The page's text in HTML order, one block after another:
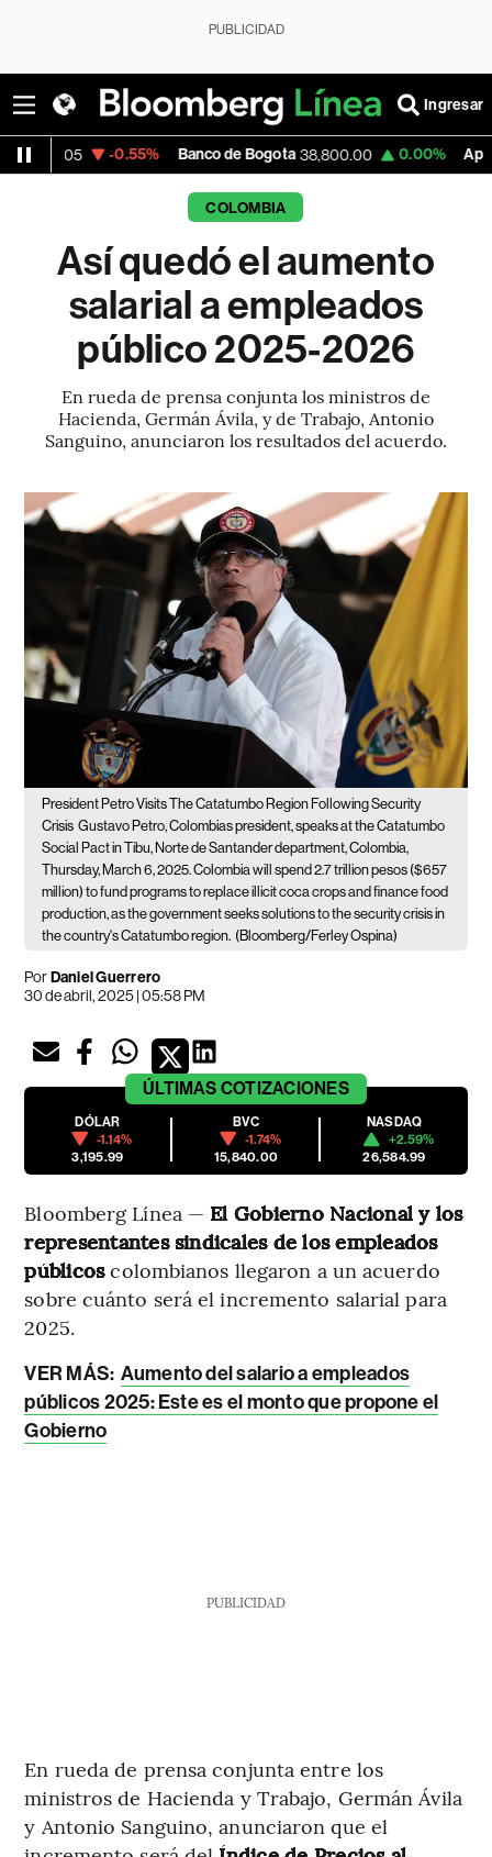
PUBLICIDAD
Ingresar
-0.55% Banco de Bogota 38,800.00 0.00% Apple 309.25
COLOMBIA
Así quedó el aumento
salarial a empleados
público 2025-2026
En rueda de prensa conjunta los ministros de
Hacienda, Germán Ávila, y de Trabajo, Antonio
Sanguino, anunciaron los resultados del acuerdo.
President Petro Visits The Catatumbo Region Following Security
Crisis Gustavo Petro, Colombias president, speaks at the Catatumbo
Social Pact in Tibu, Norte de Santander department, Colombia,
Thursday, March 6, 2025. Colombia will spend 2.7 trillion pesos ($657
million) to fund programs to replace illicit coca crops and finance food
production, as the government seeks solutions to the security crisis in
the country's Catatumbo region. (Bloomberg/Ferley Ospina)
PorDaniel Guerrero
30 de abril, 2025 | 05:58 PM
ÚLTIMAS COTIZACIONES
DÓLAR
-1.14%
3,195.99
BVC
-1.74%
15,840.00
NASDAQ
+2.59%
26,584.99
Bloomberg Línea — El Gobierno Nacional y los
representantes sindicales de los empleados
públicoscolombianos llegaron a un acuerdo
sobre cuánto será el incremento salarial para
2025.
VER MÁS: Aumento del salario a empleados
públicos 2025: Este es el monto que propone el
Gobierno
PUBLICIDAD
En rueda de prensa conjunta entre los
ministros de Hacienda y Trabajo, Germán Ávila
y Antonio Sanguino, anunciaron que el